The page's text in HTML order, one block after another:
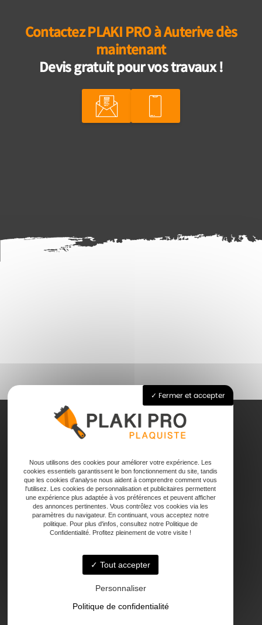
Contactez PLAKI PRO à Auterive dès
maintenant
Devis gratuit pour vos travaux !
Pose de plaque de plâtre
Joints
Faux plafond
Contact
47000 Agen
Fermer et accepter
Nous utilisons des cookies pour améliorer votre expérience. Les
cookies essentiels garantissent le bon fonctionnement du site, tandis
que les cookies d'analyse nous aident à comprendre comment vous
l'utilisez. Les cookies de personnalisation et publicitaires permettent
une expérience plus adaptée à vos préférences et peuvent afficher
des annonces pertinentes. Vous contrôlez vos cookies via les
paramètres du navigateur. En continuant, vous acceptez notre
politique. Pour plus d'infos, consultez notre Politique de
Confidentialité. Profitez pleinement de votre visite !
Tout accepter
Personnaliser
Politique de confidentialité